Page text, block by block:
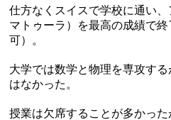
仕方なくスイスで学校に通い
マトゥーラ）を最高の成績で
可）。
大学では数学と物理を専攻す
はなかった。
授業は欠席することが多かっ